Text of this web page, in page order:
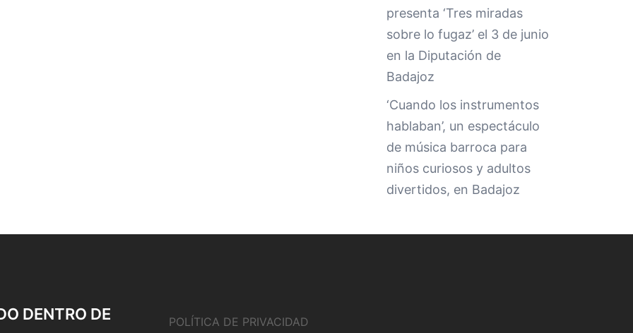
presenta ‘Tres miradas
sobre lo fugaz’ el 3 de junio
en la Diputación de
Badajoz
‘Cuando los instrumentos
hablaban’, un espectáculo
de música barroca para
niños curiosos y adultos
divertidos, en Badajoz
DENTRO DE POLÍTICA DE PRIVACIDAD